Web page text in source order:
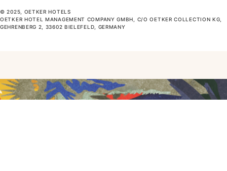
© 2025, OETKER HOTELS
OETKER HOTEL MANAGEMENT COMPANY GMBH, C/O OETKER COLLECTION KG,
GEHRENBERG 2, 33602 BIELEFELD, GERMANY